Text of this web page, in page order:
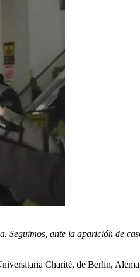
ante la aparición de
Charité, de Berlín,